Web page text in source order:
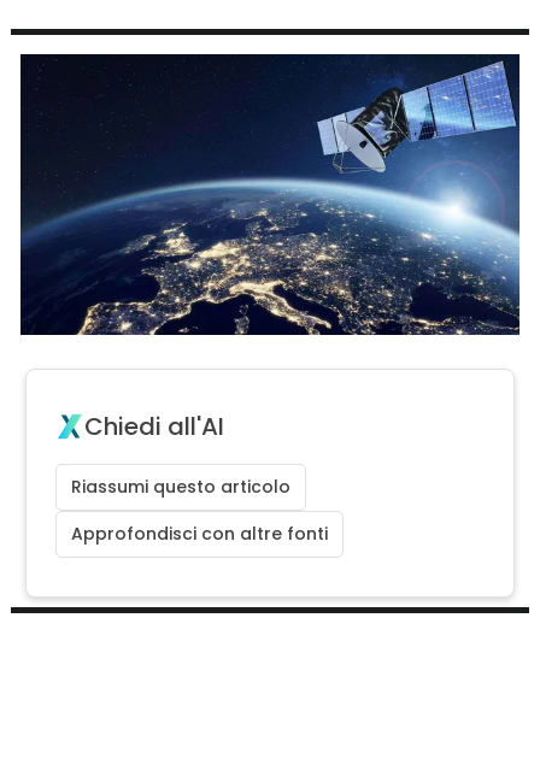
Chiedi all'AI
Riassumi questo articolo
Approfondisci con altre fonti